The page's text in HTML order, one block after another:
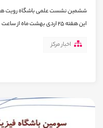
ششمین نشست علمی باشگاه رویت
این هفته 25 اردی بهشت ماه از ساعت 16 الی 19 در تالار کهکشان مرکز علوم و ستاره ...
اخبار مرکز